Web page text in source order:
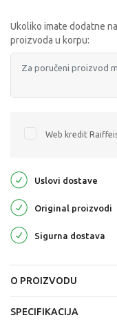
Ukoliko imate dodatne
proizvoda u korpu:
Web kredit
Uslovi dostave
Original proizvodi
Sigurna dostava
O PROIZVODU
SPECIFIKACIJA